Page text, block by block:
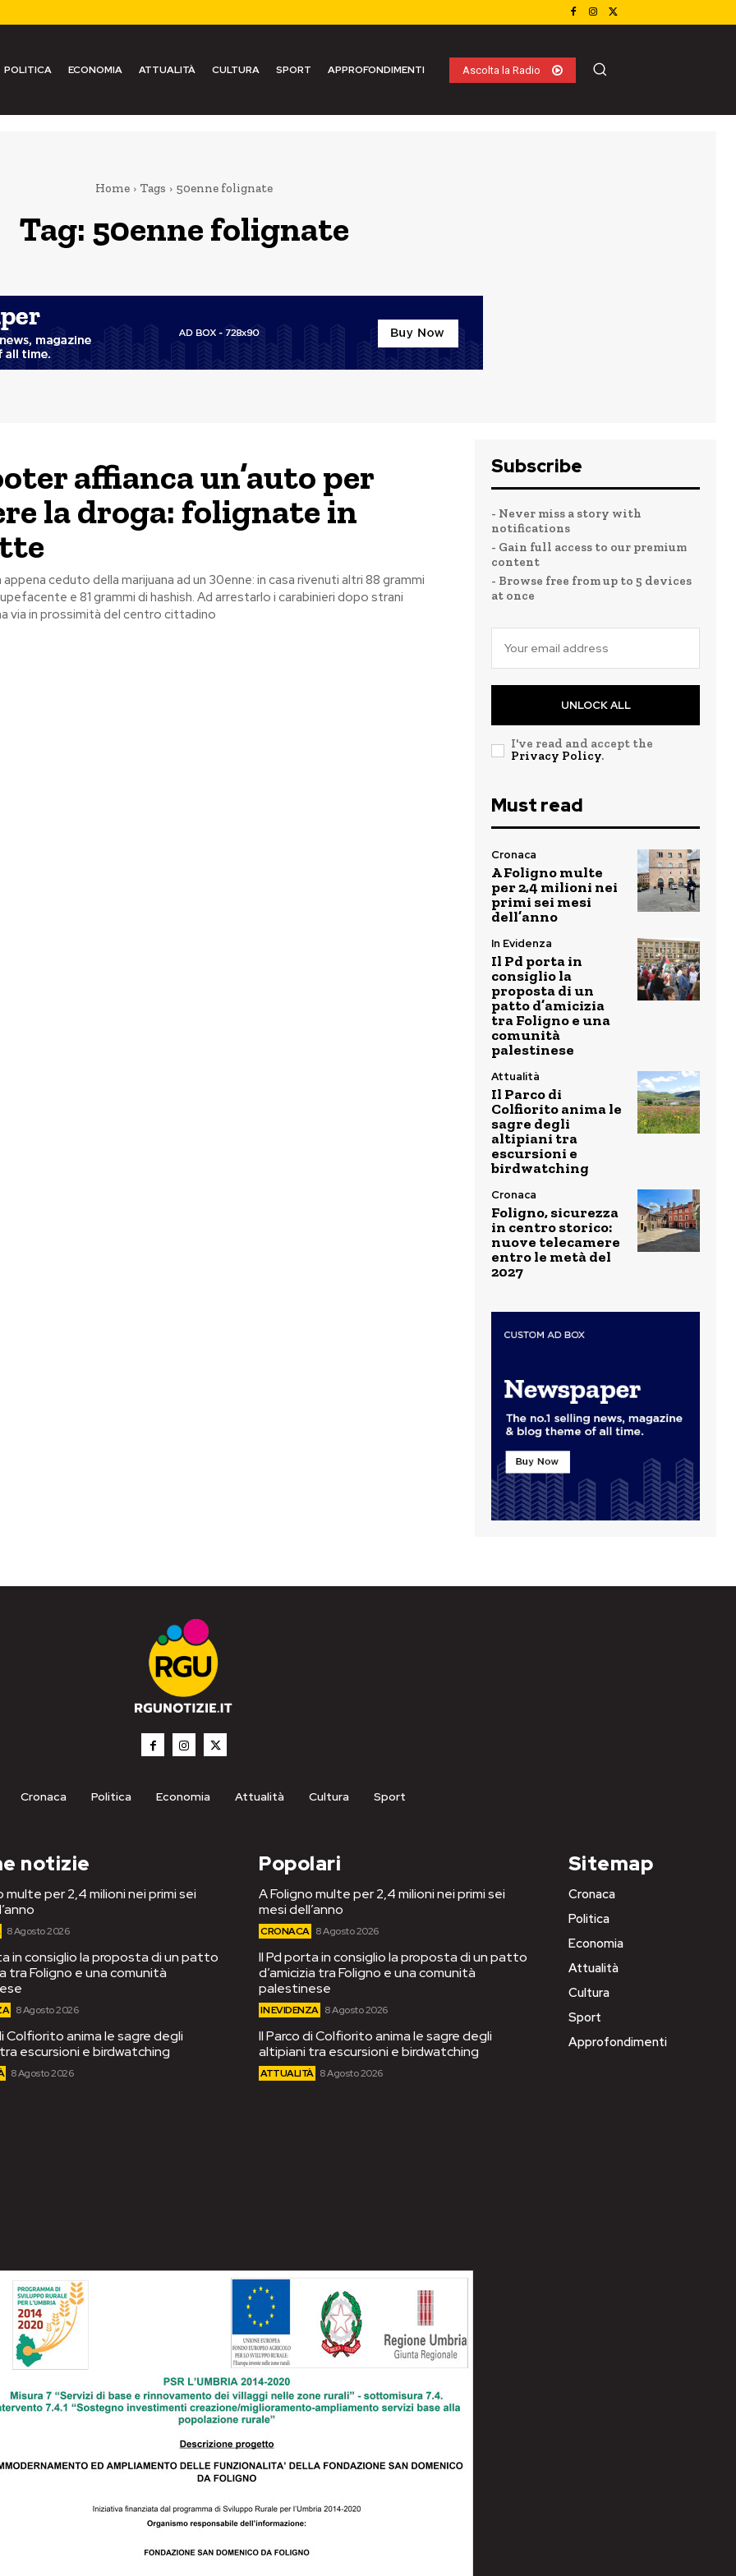
POLITICA ECONOMIA ATTUALITÀ CULTURA SPORT APPROFONDIMENTI Ascolta la Radio
Home Tags 50enne folignate
Tag: 50enne folignate
affianca un’auto per
la droga: folignate in
ceduto della marijuana ad un 30enne: in casa rivenuti altri 88 grammi
e 81 grammi di hashish. Ad arrestarlo i carabinieri dopo strani
via in prossimità del centro cittadino
Subscribe
- Never miss a story with
notifications
- Gain full access to our premium
content
- Browse free from up to 5 devices
at once
UNLOCK ALL
I've read and accept the
Privacy Policy.
Must read
Cronaca
A Foligno multe
per 2,4 milioni nei
primi sei mesi
dell’anno
In Evidenza
Il Pd porta in
consiglio la
proposta di un
patto d’amicizia
tra Foligno e una
comunità
palestinese
Attualità
Il Parco di
Colfiorito anima le
sagre degli
altipiani tra
escursioni e
birdwatching
Cronaca
Foligno, sicurezza
in centro storico:
nuove telecamere
entro le metà del
2027
Cronaca Politica Economia Attualità Cultura Sport
notizie
multe per 2,4 milioni nei primi sei
8 Agosto 2026
in consiglio la proposta di un patto
tra Foligno e una comunità
8 Agosto 2026
Colfiorito anima le sagre degli
escursioni e birdwatching
8 Agosto 2026
Popolari
A Foligno multe per 2,4 milioni nei primi sei
mesi dell’anno
CRONACA 8 Agosto 2026
Il Pd porta in consiglio la proposta di un patto
d’amicizia tra Foligno e una comunità
palestinese
IN EVIDENZA 8 Agosto 2026
Il Parco di Colfiorito anima le sagre degli
altipiani tra escursioni e birdwatching
ATTUALITÀ 8 Agosto 2026
Sitemap
Cronaca
Politica
Economia
Attualità
Cultura
Sport
Approfondimenti